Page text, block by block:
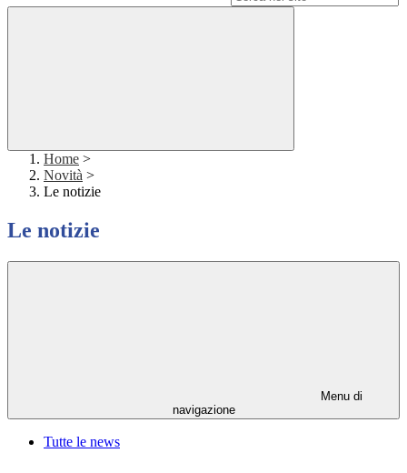
Home >
Novità >
Le notizie
Le notizie
Menu di
navigazione
Tutte le news